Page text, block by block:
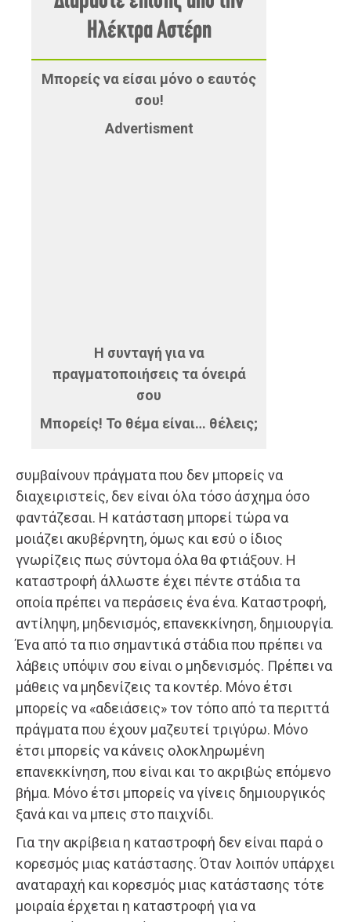
Ηλέκτρα Αστέρη
Μπορείς να είσαι μόνο ο εαυτός
σου!
Advertisment
Η συνταγή για να
πραγματοποιήσεις τα όνειρά
σου
Μπορείς! Το θέμα είναι… θέλεις;
συμβαίνουν πράγματα που δεν μπορείς να
διαχειριστείς, δεν είναι όλα τόσο άσχημα όσο
φαντάζεσαι. Η κατάσταση μπορεί τώρα να
μοιάζει ακυβέρνητη, όμως και εσύ ο ίδιος
γνωρίζεις πως σύντομα όλα θα φτιάξουν. Η
καταστροφή άλλωστε έχει πέντε στάδια τα
οποία πρέπει να περάσεις ένα ένα. Καταστροφή,
αντίληψη, μηδενισμός, επανεκκίνηση, δημιουργία.
Ένα από τα πιο σημαντικά στάδια που πρέπει να
λάβεις υπόψιν σου είναι ο μηδενισμός. Πρέπει να
μάθεις να μηδενίζεις τα κοντέρ. Μόνο έτσι
μπορείς να «αδειάσεις» τον τόπο από τα περιττά
πράγματα που έχουν μαζευτεί τριγύρω. Μόνο
έτσι μπορείς να κάνεις ολοκληρωμένη
επανεκκίνηση, που είναι και το ακριβώς επόμενο
βήμα. Μόνο έτσι μπορείς να γίνεις δημιουργικός
ξανά και να μπεις στο παιχνίδι.
Για την ακρίβεια η καταστροφή δεν είναι παρά ο
κορεσμός μιας κατάστασης. Όταν λοιπόν υπάρχει
αναταραχή και κορεσμός μιας κατάστασης τότε
μοιραία έρχεται η καταστροφή για να